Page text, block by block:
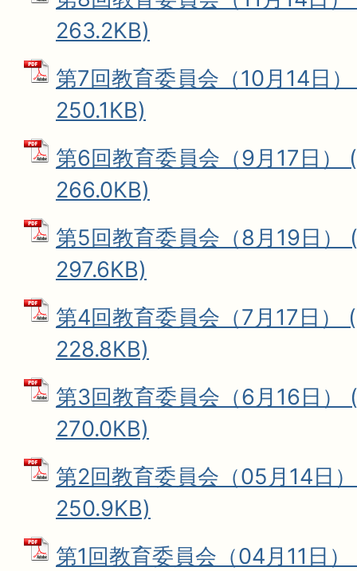
263.2KB)
第7回教育委員会（10月14日
250.1KB)
第6回教育委員会（9月17日）
266.0KB)
第5回教育委員会（8月19日）
297.6KB)
第4回教育委員会（7月17日）
228.8KB)
第3回教育委員会（6月16日）
270.0KB)
第2回教育委員会（05月14日
250.9KB)
第1回教育委員会（04月11日